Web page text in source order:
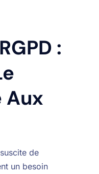
:
Aux
de
un besoin